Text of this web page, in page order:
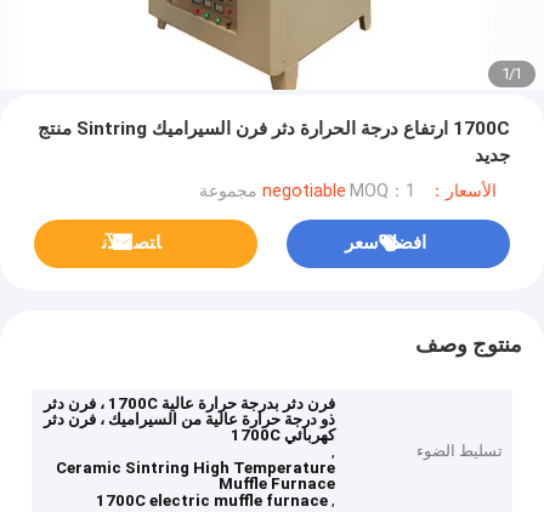
1
/
1
1700C ارتفاع درجة الحرارة دثر فرن السيراميك Sintring منتج
جديد
الأسعار：negotiable MOQ：1 مجموعة
افضل سعر ﺎﺘﺼﻟ ﺍﻶﻧ
منتوج وصف
تسليط الضوء
فرن دثر بدرجة حرارة عالية 1700C ، فرن دثر
ذو درجة حرارة عالية من السيراميك ، فرن دثر
كهربائي 1700C
,
Ceramic Sintring High Temperature
Muffle Furnace
,
1700C electric muffle furnace